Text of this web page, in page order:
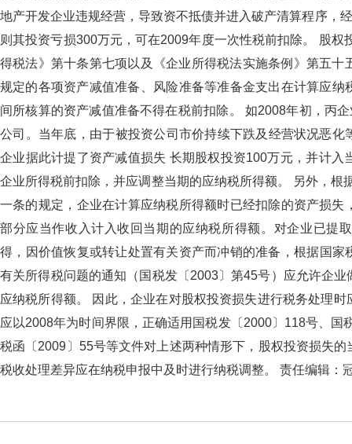
地产开发企业违规经营，导致资不抵债并进入破产清算程序，
则其投资亏损300万元，可在2009年度一次性税前扣除。
得税法》第十条第七项以及《企业所得税法实施条例》第五十五
规定的各项资产减值准备、风险准备等准备金支出在计算应
间所核算的资产减值准备不得在税前扣除。 如2008年初，
公司。当年底，由于被投资公司市价持续下跌及经营状况恶
企业据此计提了资产减值损失 长期股权投资100万元，并计入
企业所得税前扣除，并应调整当期的应纳税所得额。 另外，
一条的规定，企业在计算应纳税所得额时已经扣除的资产损失
部分应当作收入计入收回当期的应纳税所得额。对企业已提
得，因价值恢复或转让处置有关资产而冲销的准备，根据
有关所得税问题的通知（国税发〔2003〕第45号）应允许企业做
应纳税所得额。 因此，企业在对股权投资损失进行税务处理
应以2008年为时间界限，正确适用国税发〔2000〕118号、
税函〔2009〕55号等文件对上述两种情形下，股权投资损失的
税收处理差异应在纳税申报中及时进行纳税调整。 责任编辑